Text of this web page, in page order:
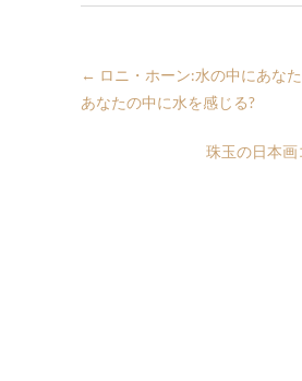
← ロニ・ホーン:水の中にあなた
あなたの中に水を感じる?
珠玉の日本画